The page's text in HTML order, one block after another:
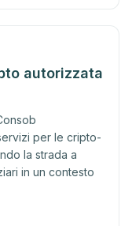
autorizzata
per le cripto-
la strada a
in un contesto